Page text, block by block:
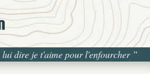
lui dire je t'aime pour l'enfourcher”